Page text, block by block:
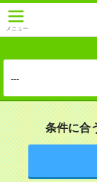
メニュー
---
条件に合